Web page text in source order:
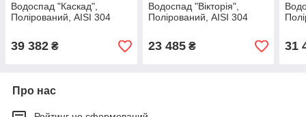
Водоспад "Каскад",
Полірований, AISI 304
39 382 ₴
Водоспад "Вікторія",
Полірований, AISI 304
23 485₴ 31
Про нас